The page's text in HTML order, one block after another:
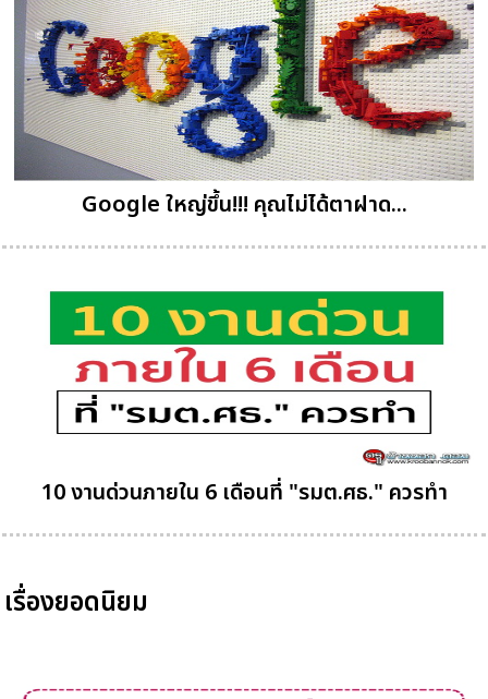
Google ใหญ่ขึ้น!!! คุณไม่ได้ตาฝาด...
10 งานด่วนภายใน 6 เดือนที่ "รมต.ศธ." ควรทำ
เรื่องยอดนิยม